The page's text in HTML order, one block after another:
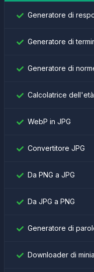
Generatore di
Generatore di
Generatore di
Calcolatrice dell'età
WebP in JPG
Convertitore JPG
Da PNG a JPG
Da JPG a PNG
Generatore di
Downloader di